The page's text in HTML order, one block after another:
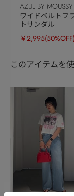
AZUL BY MOUSSY
ワイドベルトフ
トサンダル
￥2,995(50%OFF)
このアイテムを